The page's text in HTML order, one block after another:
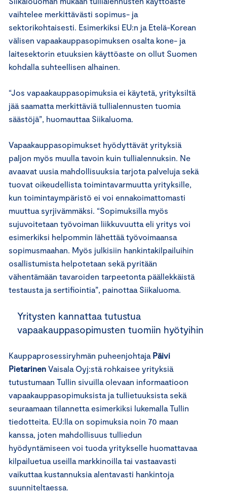
vaihtelee merkittävästi sopimus- ja
sektorikohtaisesti. Esimerkiksi EU:n ja Etelä-Korean
välisen vapaakauppasopimuksen osalta kone- ja
laitesektorin etuuksien käyttöaste on ollut Suomen
kohdalla suhteellisen alhainen.
“Jos vapaakauppasopimuksia ei käytetä, yrityksiltä
jää saamatta merkittäviä tullialennusten tuomia
säästöjä”, huomauttaa Siikaluoma.
Vapaakauppasopimukset hyödyttävät yrityksiä
paljon myös muulla tavoin kuin tullialennuksin. Ne
avaavat uusia mahdollisuuksia tarjota palveluja sekä
tuovat oikeudellista toimintavarmuutta yrityksille,
kun toimintaympäristö ei voi ennakoimattomasti
muuttua syrjivämmäksi. “Sopimuksilla myös
sujuvoitetaan työvoiman liikkuvuutta eli yritys voi
esimerkiksi helpommin lähettää työvoimaansa
sopimusmaahan. Myös julkisiin hankintakilpailuihin
osallistumista helpotetaan sekä pyritään
vähentämään tavaroiden tarpeetonta päällekkäistä
testausta ja sertifiointia”, painottaa Siikaluoma.
Yritysten kannattaa tutustua
vapaakauppasopimusten tuomiin hyötyihin
Kauppaprosessiryhmän puheenjohtaja Päivi
Pietarinen Vaisala Oyj:stä rohkaisee yrityksiä
tutustumaan Tullin sivuilla olevaan informaatioon
vapaakauppasopimuksista ja tullietuuksista sekä
seuraamaan tilannetta esimerkiksi lukemalla Tullin
tiedotteita. EU:lla on sopimuksia noin 70 maan
kanssa, joten mahdollisuus tulliedun
hyödyntämiseen voi tuoda yritykselle huomattavaa
kilpailuetua useilla markkinoilla tai vastaavasti
vaikuttaa kustannuksia alentavasti hankintoja
suunniteltaessa.